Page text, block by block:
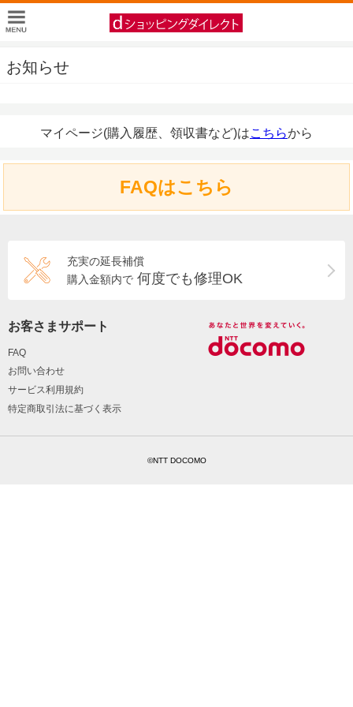
お知らせ
マイページ(購入履歴、領収書など)はこちらから
FAQはこちら
充実の延長補償
購入金額内で 何度でも修理OK
お客さまサポート
FAQ
お問い合わせ
サービス利用規約
特定商取引法に基づく表示
©NTT DOCOMO